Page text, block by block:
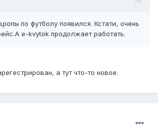
по футболу появился. Кстати, очень
e-kvytok продолжает работать.
а тут что-то новое.